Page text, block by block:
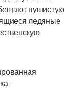
пушистую
ледяные